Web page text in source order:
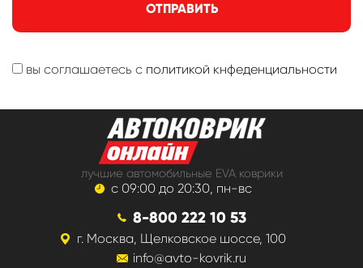
ОТПРАВИТЬ
вы соглашаетесь с политикой кнфеденциальности
лучшие автомобильные EVA коврики
с 09:00 до 20:30, пн-вс
8-800 222 10 53
г. Москва, Щелковское шоссе, 100
info@avto-kovrik.ru